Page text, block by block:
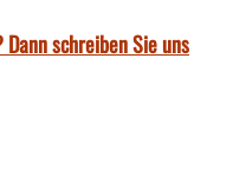
schreiben Sie uns